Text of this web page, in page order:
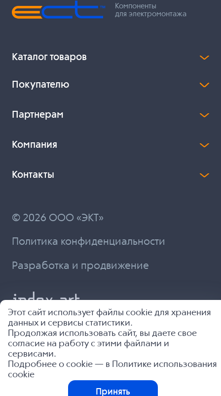
Компоненты
для электромонтажа
Каталог товаров
Покупателю
Партнерам
Компания
Контакты
© 2026 ООО «ЭКТ»
Политика конфиденциальности
Разработка и продвижение
Этот сайт использует файлы cookie для хранения
данных и сервисы статистики.
Продолжая использовать сайт, вы даете свое
согласие на работу с этими файлами и
сервисами.
Подробнее о cookie — в
Политике использования
cookie
Принять